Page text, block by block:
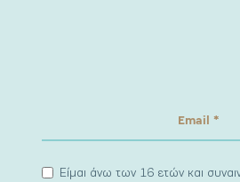
Είμαι άνω των 16 ετών και